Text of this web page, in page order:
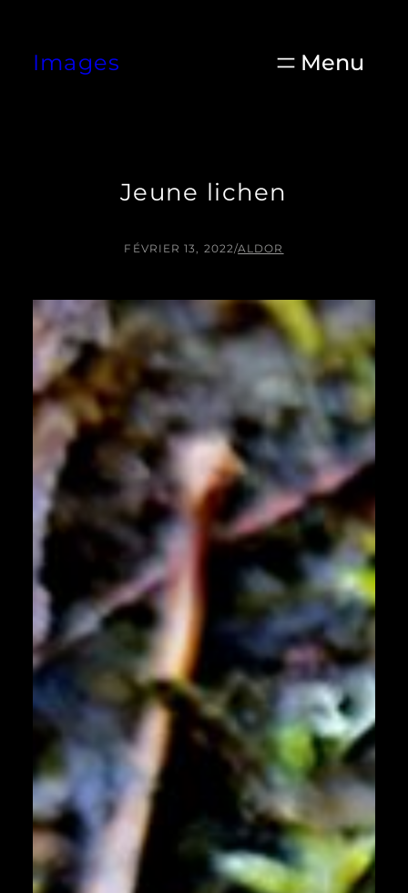
contenu
Images
Jeune lichen
FÉVRIER 13, 2022/ALDOR